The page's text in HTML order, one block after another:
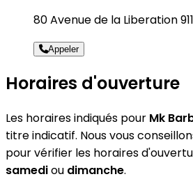
80 Avenue de la Liberation
Appeler
Horaires d'ouverture
Les horaires indiqués pour Mk
titre indicatif. Nous vous
pour vérifier les horaires
samediou dimanche.